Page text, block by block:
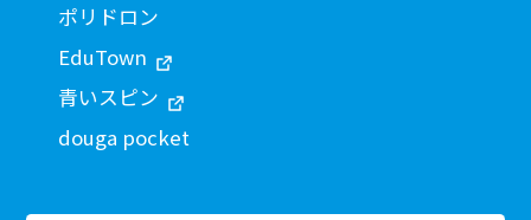
ポリドロン
EduTown
青いスピン
douga pocket